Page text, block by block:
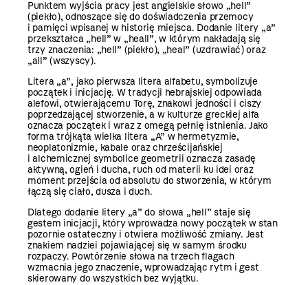
Punktem wyjścia pracy jest angielskie słowo „hell”
(piekło), odnoszące się do doświadczenia przemocy
i pamięci wpisanej w historię miejsca. Dodanie litery „a”
przekształca „hell” w „heall”, w którym nakładają się
trzy znaczenia: „hell” (piekło), „heal” (uzdrawiać) oraz
„all” (wszyscy).
Litera „a”, jako pierwsza litera alfabetu, symbolizuje
początek i inicjację. W tradycji hebrajskiej odpowiada
alefowi, otwierającemu Torę, znakowi jedności i ciszy
poprzedzającej stworzenie, a w kulturze greckiej alfa
oznacza początek i wraz z omegą pełnię istnienia. Jako
forma trójkąta wielka litera „A” w hermetyzmie,
neoplatonizmie, kabale oraz chrześcijańskiej
i alchemicznej symbolice geometrii oznacza zasadę
aktywną, ogień i ducha, ruch od materii ku idei oraz
moment przejścia od absolutu do stworzenia, w którym
łączą się ciało, dusza i duch.
Dlatego dodanie litery „a” do słowa „hell” staje się
gestem inicjacji, który wprowadza nowy początek w stan
pozornie ostateczny i otwiera możliwość zmiany. Jest
znakiem nadziei pojawiającej się w samym środku
rozpaczy. Powtórzenie słowa na trzech flagach
wzmacnia jego znaczenie, wprowadzając rytm i gest
skierowany do wszystkich bez wyjątku.